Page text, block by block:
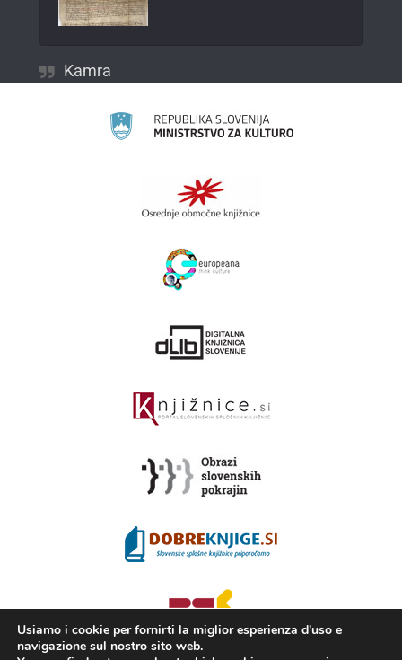
Kamra
Usiamo i cookie per fornirti la miglior esperienza d'uso e
navigazione sul nostro sito web.